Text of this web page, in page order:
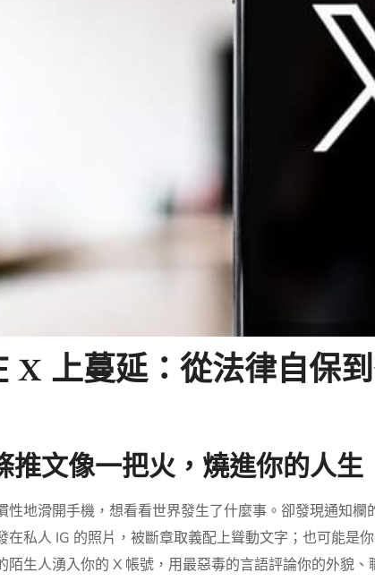
X 上蔓延：從法律自保
推文像一把火，燒進你的人生
性地滑開手機，想看看世界發生了什麼事。卻發現通知
在私人 IG 的照片，被斷章取義配上聳動文字；也可能
陌生人湧入你的 X 帳號，用最惡毒的言語評論你的外貌